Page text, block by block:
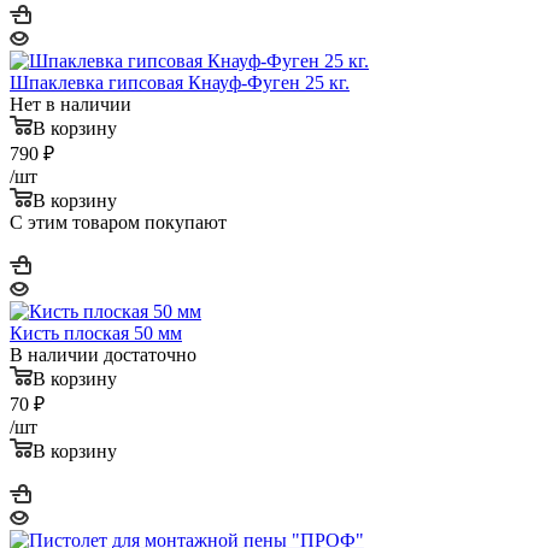
Шпаклевка гипсовая Кнауф-Фуген 25 кг.
Нет в наличии
В корзину
790 ₽
/шт
В корзину
С этим товаром покупают
Кисть плоская 50 мм
В наличии достаточно
В корзину
70 ₽
/шт
В корзину